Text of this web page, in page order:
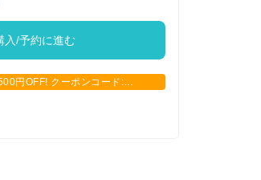
入/予約に進む
円OFF! クーポンコード: